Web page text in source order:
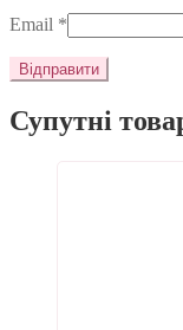
Email *
Супутні